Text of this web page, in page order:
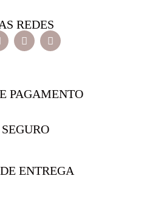
REDES
PAGAMENTO
ENTREGA